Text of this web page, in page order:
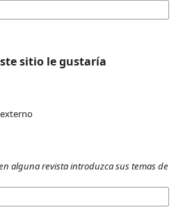
sitio le gustaría
alguna revista introduzca sus temas de